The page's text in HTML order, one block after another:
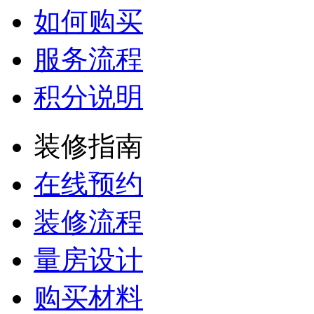
如何购买
服务流程
积分说明
装修指南
在线预约
装修流程
量房设计
购买材料